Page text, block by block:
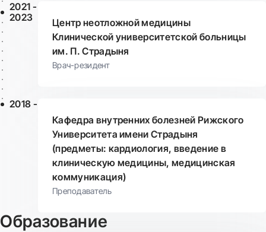
2021 -
2023
Центр неотложной медицины
Клинической университетской больницы
им. П. Страдыня
Врач-резидент
2018 -
Кафедра внутренних болезней Рижского
Университета имени Страдыня
(предметы: кардиология, введение в
клиническую медицины, медицинская
коммуникация)
Преподаватель
Образование